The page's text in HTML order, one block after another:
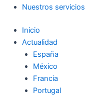
Nuestros servicios
Inicio
Actualidad
España
México
Francia
Portugal